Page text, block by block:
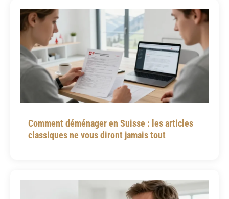
Comment déménager en Suisse : les articles
classiques ne vous diront jamais tout